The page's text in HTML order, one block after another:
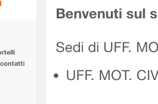
Benvenuti sul
Sedi di UFF.
UFF. MOT.